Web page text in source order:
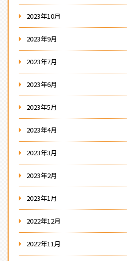
2023年10月
2023年9月
2023年7月
2023年6月
2023年5月
2023年4月
2023年3月
2023年2月
2023年1月
2022年12月
2022年11月